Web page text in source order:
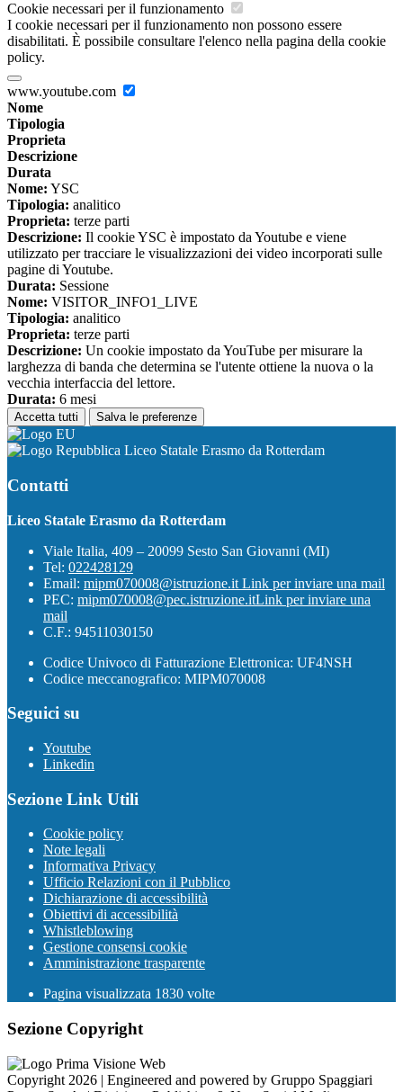
Cookie necessari per il funzionamento
I cookie necessari per il funzionamento non possono essere
disabilitati. È possibile consultare l'elenco nella pagina della cookie
policy.
www.youtube.com
Nome
Tipologia
Proprieta
Descrizione
Durata
Nome: YSC
Tipologia: analitico
Proprieta: terze parti
Descrizione: Il cookie YSC è impostato da Youtube e viene
utilizzato per tracciare le visualizzazioni dei video incorporati sulle
pagine di Youtube.
Durata: Sessione
Nome: VISITOR_INFO1_LIVE
Tipologia: analitico
Proprieta: terze parti
Descrizione: Un cookie impostato da YouTube per misurare la
larghezza di banda che determina se l'utente ottiene la nuova o la
vecchia interfaccia del lettore.
Durata: 6 mesi
Accetta tutti Salva le preferenze
Liceo Statale Erasmo da Rotterdam
Contatti
Liceo Statale Erasmo da Rotterdam
Viale Italia, 409 – 20099 Sesto San Giovanni (MI)
Tel: 022428129
Email: mipm070008@istruzione.it Link per inviare una mail
PEC: mipm070008@pec.istruzione.itLink per inviare una
mail
C.F.: 94511030150
Codice Univoco di Fatturazione Elettronica: UF4NSH
Codice meccanografico: MIPM070008
Seguici su
Youtube
Linkedin
Sezione Link Utili
Cookie policy
Note legali
Informativa Privacy
Ufficio Relazioni con il Pubblico
Dichiarazione di accessibilità
Obiettivi di accessibilità
Whistleblowing
Gestione consensi cookie
Amministrazione trasparente
Pagina visualizzata 1830 volte
Sezione Copyright
Copyright 2026 | Engineered and powered by Gruppo Spaggiari